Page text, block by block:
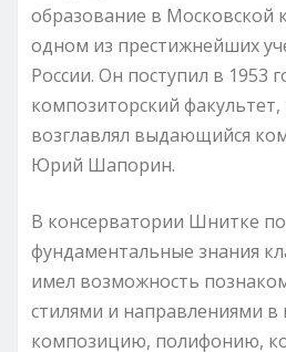
образование в Московской
одном из престижнейших
России. Он поступил в 1953
композиторский
возглавлял выдающийся
Юрий Шапорин.
В консерватории Шнитке
фундаментальные знания
имел возможность
стилями и направлениями в
композицию, полифонию,